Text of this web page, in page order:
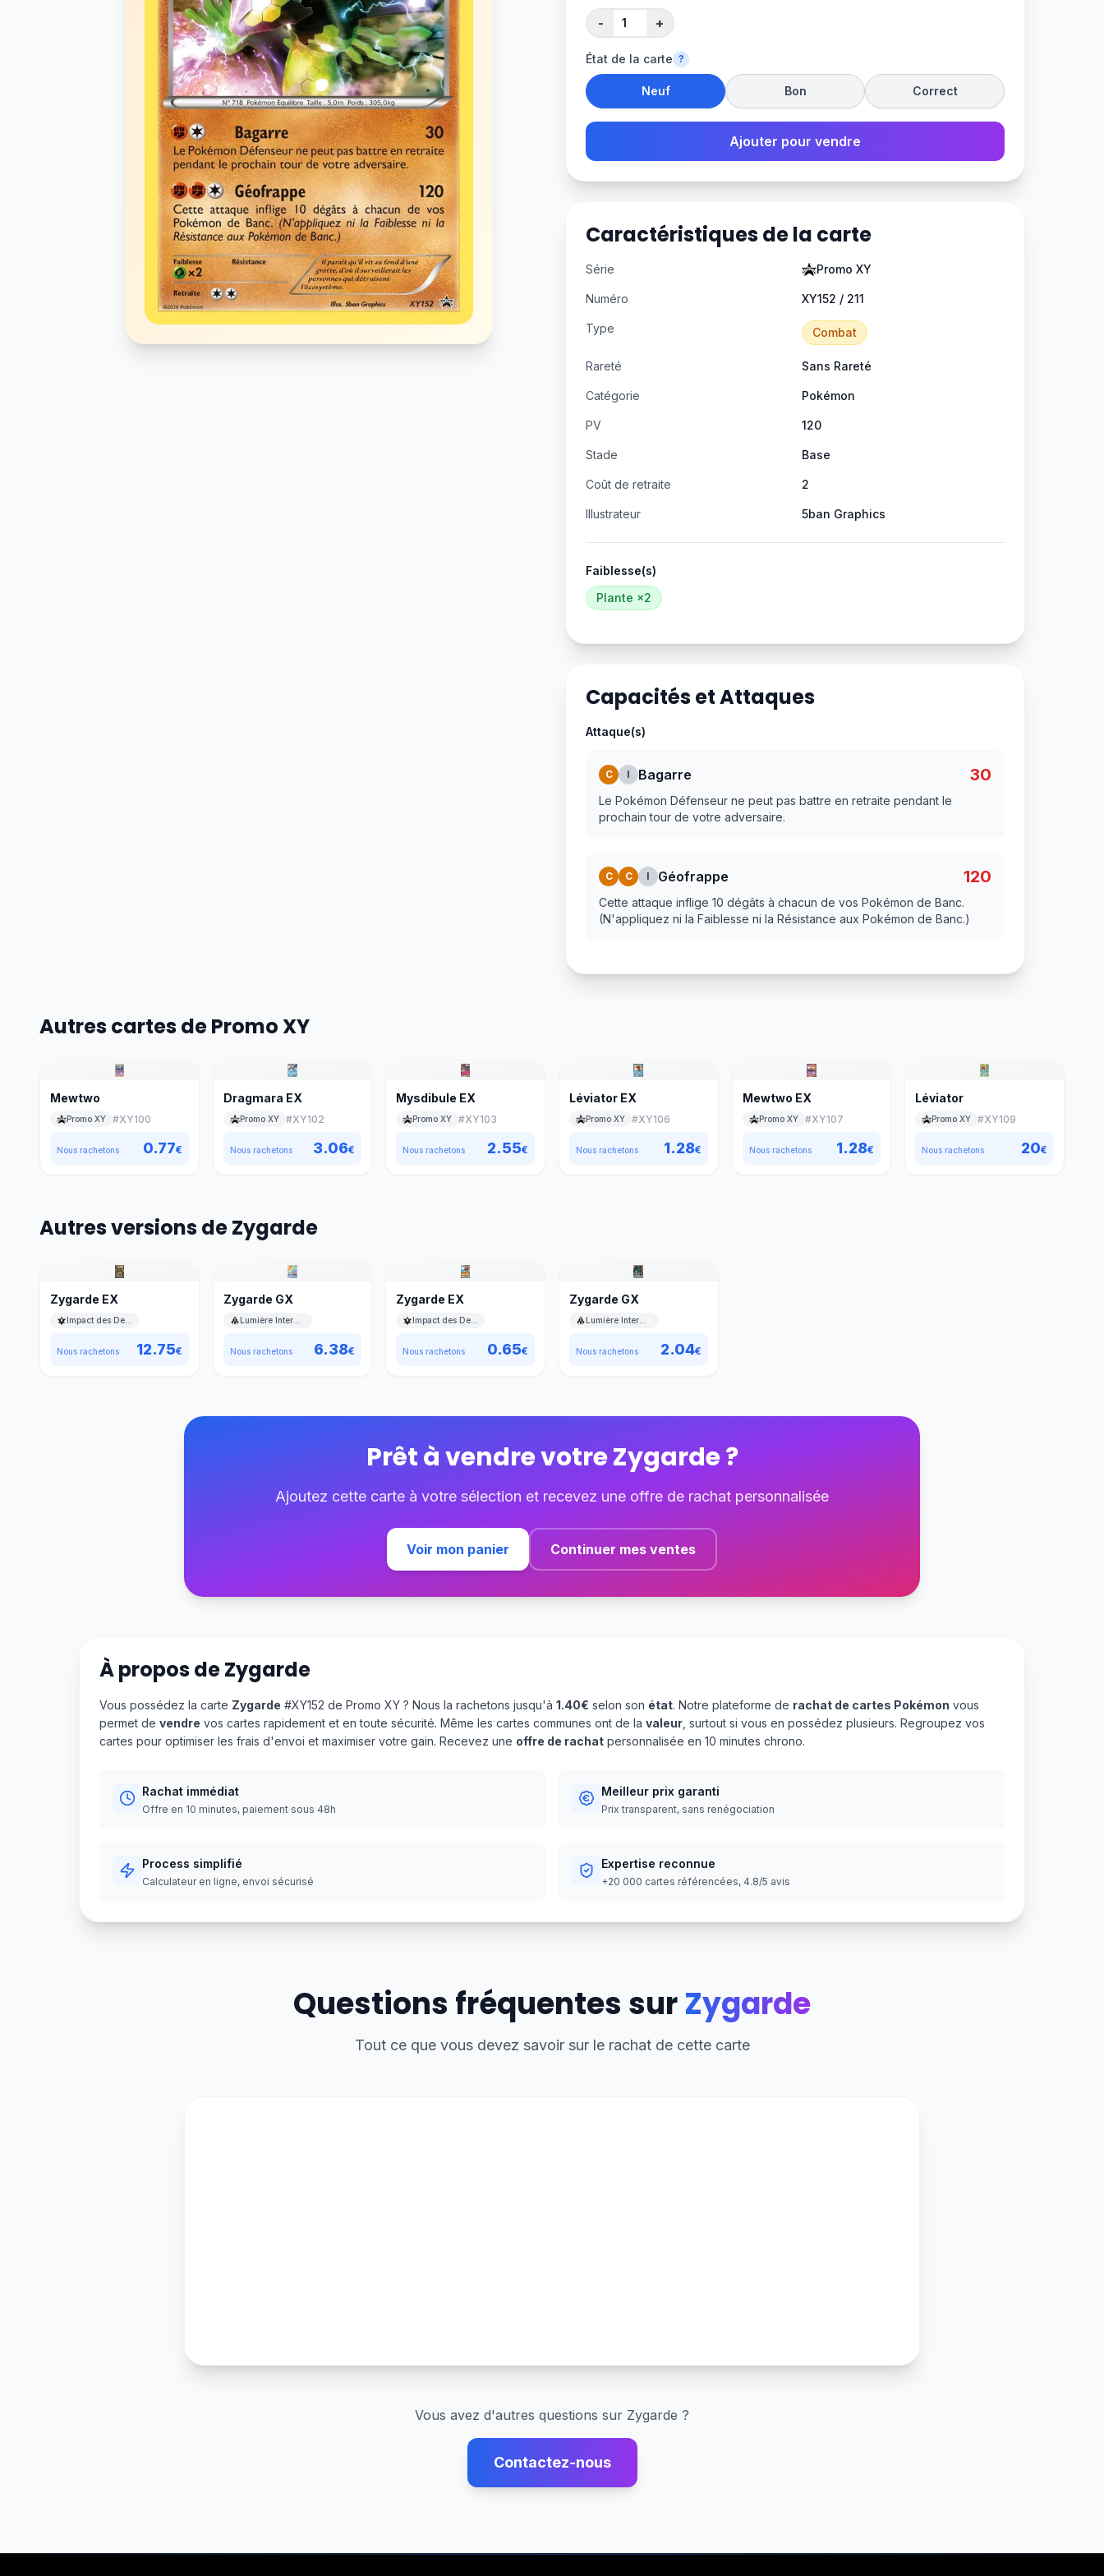
- +
État de la carte ?
Neuf Bon Correct
Ajouter pour vendre
Caractéristiques de la carte
Série Promo XY
Numéro XY152 / 211
Type Combat
Rareté Sans Rareté
Catégorie Pokémon
PV 120
Stade Base
Coût de retraite 2
Illustrateur 5ban Graphics
Faiblesse(s)
Plante ×2
Capacités et Attaques
Attaque(s)
C I Bagarre 30
Le Pokémon Défenseur ne peut pas battre en retraite pendant le
prochain tour de votre adversaire.
C C I Géofrappe 120
Cette attaque inflige 10 dégâts à chacun de vos Pokémon de Banc.
(N'appliquez ni la Faiblesse ni la Résistance aux Pokémon de Banc.)
Autres cartes de Promo XY
Mewtwo
Promo XY #XY100
Nous rachetons 0.77€
Dragmara EX
Promo XY #XY102
Nous rachetons 3.06€
Mysdibule EX
Promo XY #XY103
Nous rachetons 2.55€
Léviator EX
Promo XY #XY106
Nous rachetons 1.28€
Mewtwo EX
Promo XY #XY107
Nous rachetons 1.28€
Léviator
Promo XY #XY109
Nous rachetons 20€
Autres versions de Zygarde
Zygarde EX
Nous rachetons 12.75€
Zygarde GX
Lumière Interdite
Nous rachetons 6.38€
Zygarde EX
Nous rachetons 0.65€
Zygarde GX
Lumière Interdite
Nous rachetons 2.04€
Prêt à vendre votreZygarde?
Ajoutez cette carte à votre sélection et recevez une offre de rachat personnalisée
Voir mon panier Continuer mes ventes
À propos deZygarde
Vous possédez la carte Zygarde #XY152 de Promo XY ? Nous la rachetons jusqu'à 1.40€ selon son état. Notre plateforme de rachat de cartes Pokémon vous
permet de vendre vos cartes rapidement et en toute sécurité. Même les cartes communes ont de la valeur , surtout si vous en possédez plusieurs. Regroupez vos
cartes pour optimiser les frais d'envoi et maximiser votre gain. Recevez une offre de rachat personnalisée en 10 minutes chrono.
Rachat immédiat
Offre en 10 minutes, paiement sous 48h
Meilleur prix garanti
Prix transparent, sans renégociation
Process simplifié
Calculateur en ligne, envoi sécurisé
Expertise reconnue
+20 000 cartes référencées, 4.8/5 avis
Questions fréquentes surZygarde
Tout ce que vous devez savoir sur le rachat de cette carte
Vous avez d'autres questions sur Zygarde ?
Contactez-nous